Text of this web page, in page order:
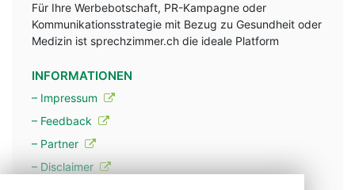
Für Ihre Werbebotschaft, PR-Kampagne oder
Kommunikationsstrategie mit Bezug zu Gesundheit oder
Medizin ist sprechzimmer.ch die ideale Platform
INFORMATIONEN
– Impressum
– Feedback
– Partner
– Disclaimer